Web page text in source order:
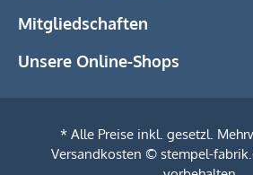
Mitgliedschaften
Unsere Online-Shops
* Alle Preise inkl. gesetzl.
Versandkosten © stempel-